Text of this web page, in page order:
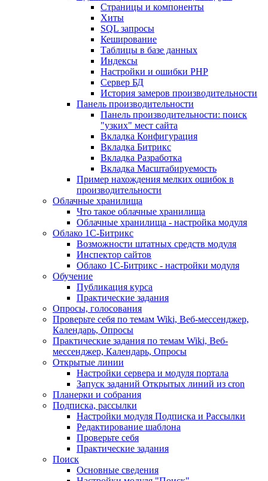
Страницы и компоненты
Хиты
SQL запросы
Кеширование
Таблицы в базе данных
Индексы
Настройки и ошибки PHP
Сервер БД
История замеров производительности
Панель производительности
Панель производительности: поиск
"узких" мест сайта
Вкладка Конфигурация
Вкладка Битрикс
Вкладка Разработка
Вкладка Масштабируемость
Пример нахождения мелких ошибок в
производительности
Облачные хранилища
Что такое облачные хранилища
Облачные хранилища - настройка модуля
Облако 1С-Битрикс
Возможности штатных средств модуля
Инспектор сайтов
Облако 1С-Битрикс - настройки модуля
Обучение
Публикация курса
Практические задания
Опросы, голосования
Проверьте себя по темам Wiki, Веб-мессенджер,
Календарь, Опросы
Практические задания по темам Wiki, Веб-
мессенджер, Календарь, Опросы
Открытые линии
Настройки сервера и модуля портала
Запуск заданий Открытых линий из cron
Планерки и собрания
Подписка, рассылки
Настройки модуля Подписка и Рассылки
Редактирование шаблона
Проверьте себя
Практические задания
Поиск
Основные сведения